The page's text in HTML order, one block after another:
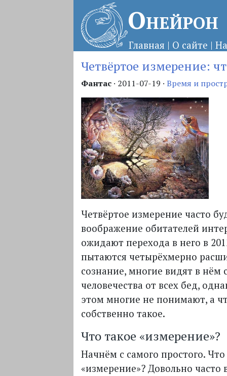
Онейрон
Главная | О сайте |
Четвёртое измерение:
Фантас · 2011-07-19 ·Время и
Четвёртое измерение часто
воображение обитателей
ожидают перехода в него в
пытаются четырёхмерно
сознание, многие видят в нём
человечества от всех бед,
этом многие не понимают, а
собственно такое.
Что такое «измерение»?
Начнём с самого простого. Что
«измерение»? Довольно часто